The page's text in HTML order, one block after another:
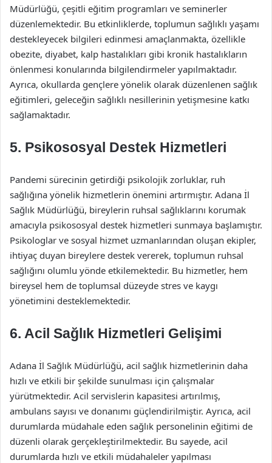
Müdürlüğü, çeşitli eğitim programları ve seminerler
düzenlemektedir. Bu etkinliklerde, toplumun sağlıklı yaşamı
destekleyecek bilgileri edinmesi amaçlanmakta, özellikle
obezite, diyabet, kalp hastalıkları gibi kronik hastalıkların
önlenmesi konularında bilgilendirmeler yapılmaktadır.
Ayrıca, okullarda gençlere yönelik olarak düzenlenen sağlık
eğitimleri, geleceğin sağlıklı nesillerinin yetişmesine katkı
sağlamaktadır.
5. Psikososyal Destek Hizmetleri
Pandemi sürecinin getirdiği psikolojik zorluklar, ruh
sağlığına yönelik hizmetlerin önemini artırmıştır. Adana İl
Sağlık Müdürlüğü, bireylerin ruhsal sağlıklarını korumak
amacıyla psikososyal destek hizmetleri sunmaya başlamıştır.
Psikologlar ve sosyal hizmet uzmanlarından oluşan ekipler,
ihtiyaç duyan bireylere destek vererek, toplumun ruhsal
sağlığını olumlu yönde etkilemektedir. Bu hizmetler, hem
bireysel hem de toplumsal düzeyde stres ve kaygı
yönetimini desteklemektedir.
6. Acil Sağlık Hizmetleri Gelişimi
Adana İl Sağlık Müdürlüğü, acil sağlık hizmetlerinin daha
hızlı ve etkili bir şekilde sunulması için çalışmalar
yürütmektedir. Acil servislerin kapasitesi artırılmış,
ambulans sayısı ve donanımı güçlendirilmiştir. Ayrıca, acil
durumlarda müdahale eden sağlık personelinin eğitimi de
düzenli olarak gerçekleştirilmektedir. Bu sayede, acil
durumlarda hızlı ve etkili müdahaleler yapılması